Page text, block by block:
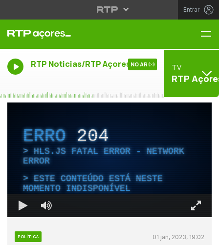
Entrar
RTP Noticias/RTP Açores NO AR TV
RTP
ERRO204
HLS.JS FATAL ERROR - NETWORK
ERROR
ESTE CONTEÚDO ESTÁ NESTE
MOMENTO INDISPONÍVEL
POLÍTICA 01 jan, 2023, 19:02